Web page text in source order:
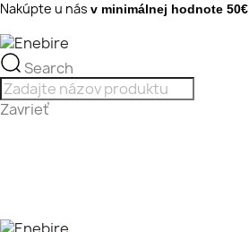
Nakúpte u nás v minimálnej hodnote 50€
Search
Zavrieť